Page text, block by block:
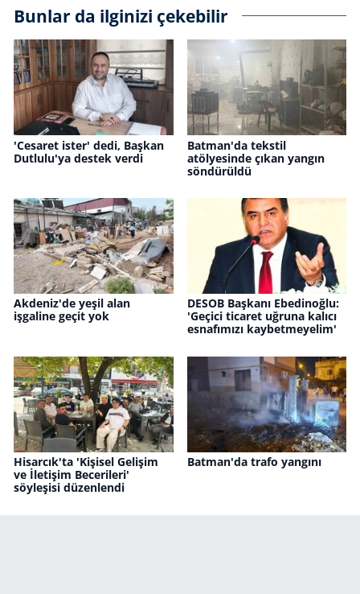
Bunlar da ilginizi çekebilir
'Cesaret ister' dedi, Başkan
Dutlulu'ya destek verdi
Batman'da tekstil
atölyesinde çıkan yangın
söndürüldü
Akdeniz'de yeşil alan
işgaline geçit yok
DESOB Başkanı Ebedinoğlu:
'Geçici ticaret uğruna kalıcı
esnafımızı kaybetmeyelim'
Hisarcık'ta 'Kişisel Gelişim
ve İletişim Becerileri'
söyleşisi düzenlendi
Batman'da trafo yangını